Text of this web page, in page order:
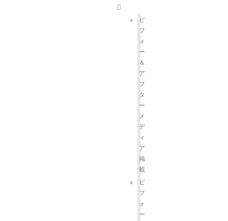
ビ
フ
ォ
ー
＆
ア
フ
タ
ー
メ
デ
ィ
ア
掲
載
ビ
フ
ォ
ー